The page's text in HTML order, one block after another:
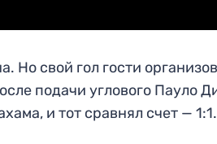
Но свой гол гости
подачи углового Пауло
и тот сравнял счет — 1:1.